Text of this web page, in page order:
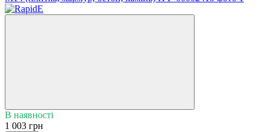
В наявності
1 003 грн